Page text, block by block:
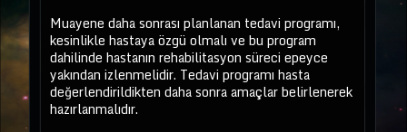
Muayene daha sonrası planlanan tedavi programı,
kesinlikle hastaya özgü olmalı ve bu program
dahilinde hastanın rehabilitasyon süreci epeyce
yakından izlenmelidir. Tedavi programı hasta
değerlendirildikten daha sonra amaçlar belirlenerek
hazırlanmalıdır.